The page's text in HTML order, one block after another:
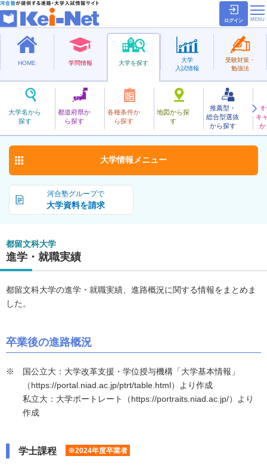
ログイン
HOME 学問情報 大学を探す
大学名から
探す
都道府県か
ら探す
各種条件か
ら探す
地図から探
す
推薦型・
総合型選抜
から探す
キ
か
大学
入試情報
受験対策・
勉強法
公立
つるぶんか
都留文科大学 お気に入り
河合塾グループで
大学資料を請求
大学情報 メニュー
都留文科大学
進学・就職実績
都留文科大学の進学・就職実績、進路概況に関する情報をまとめま
した。
卒業後の進路概況
国公立大：大学改革支援・学位授与機構「大学基本情報」
（https://portal.niad.ac.jp/ptrt/table.html）より作成
私立大：大学ポートレート（https://portraits.niad.ac.jp/）より
作成
学士課程 ※2024年度卒業者